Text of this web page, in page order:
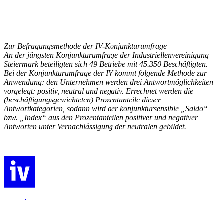
Zur Befragungsmethode der IV-Konjunkturumfrage
An der jüngsten Konjunkturumfrage der Industriellenvereinigung
Steiermark beteiligten sich 49 Betriebe mit 45.350 Beschäftigten.
Bei der Konjunkturumfrage der IV kommt folgende Methode zur
Anwendung: den Unternehmen werden drei Antwortmöglichkeiten
vorgelegt: positiv, neutral und negativ. Errechnet werden die
(beschäftigungsgewichteten) Prozentanteile dieser
Antwortkategorien, sodann wird der konjunktursensible „Saldo“
bzw. „Index“ aus den Prozentanteilen positiver und negativer
Antworten unter Vernachlässigung der neutralen gebildet.